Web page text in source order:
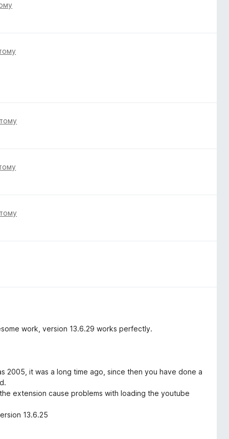
work, version 13.6.29 works perfectly.
2005, it was a long time ago, since then you have done a
extension cause problems with loading the youtube
13.6.25